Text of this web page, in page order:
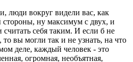
люди вокруг видели вас, как
стороны, ну максимум с двух, и
считать себя таким. И если б не
вы могли так и не узнать, на что
деле, каждый человек - это
огромная, необъятная,